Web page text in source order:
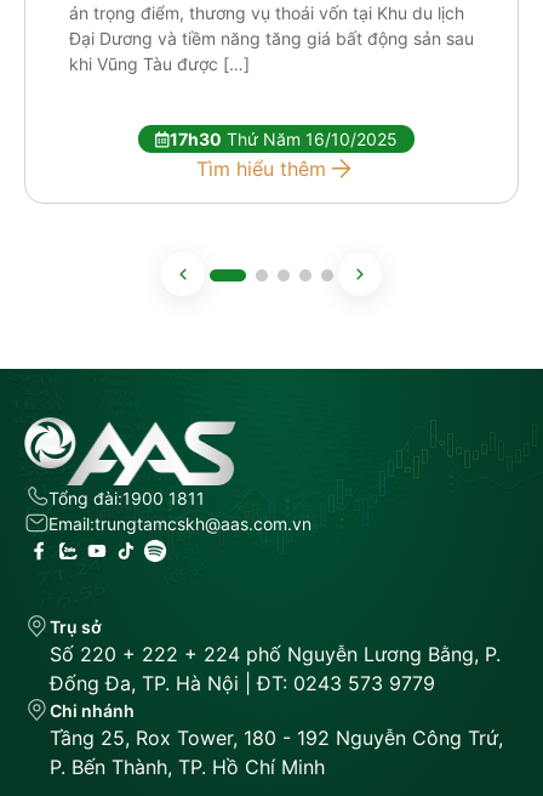
án trọng điểm, thương vụ thoái vốn tại Khu du lịch
Đại Dương và tiềm năng tăng giá bất động sản sau
khi Vũng Tàu được […]
17h30 Thứ Năm 16/10/2025
Tìm hiểu thêm
Tổng đài:1900 1811
Email:trungtamcskh@aas.com.vn
Trụ sở
Số 220 + 222 + 224 phố Nguyễn Lương Bằng, P.
Đống Đa, TP. Hà Nội | ĐT: 0243 573 9779
Chi nhánh
Tầng 25, Rox Tower, 180 - 192 Nguyễn Công Trứ,
P. Bến Thành, TP. Hồ Chí Minh